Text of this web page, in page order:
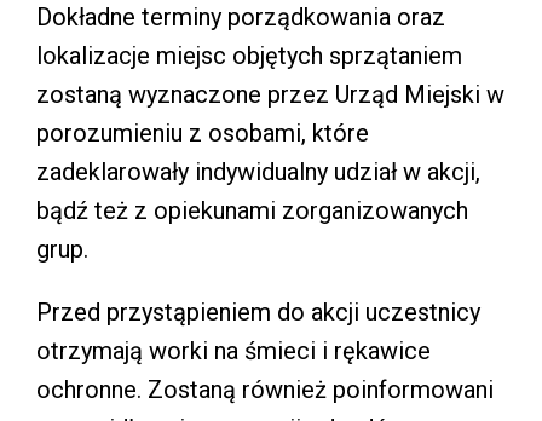
Dokładne terminy porządkowania oraz
lokalizacje miejsc objętych sprzątaniem
zostaną wyznaczone przez Urząd Miejski w
porozumieniu z osobami, które
zadeklarowały indywidualny udział w akcji,
bądź też z opiekunami zorganizowanych
grup.
Przed przystąpieniem do akcji uczestnicy
otrzymają worki na śmieci i rękawice
ochronne. Zostaną również poinformowani